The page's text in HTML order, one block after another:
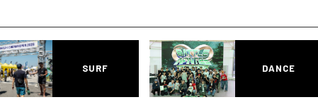
SURF DANCE